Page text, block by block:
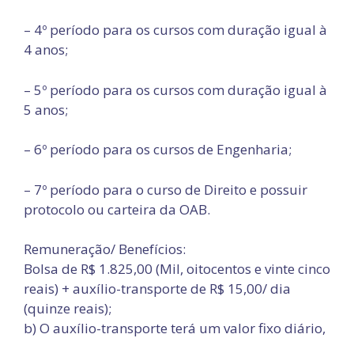
– 4º período para os cursos com duração igual à
4 anos;
– 5º período para os cursos com duração igual à
5 anos;
– 6º período para os cursos de Engenharia;
– 7º período para o curso de Direito e possuir
protocolo ou carteira da OAB.
Remuneração/ Benefícios:
Bolsa de R$ 1.825,00 (Mil, oitocentos e vinte cinco
reais) + auxílio-transporte de R$ 15,00/ dia
(quinze reais);
b) O auxílio-transporte terá um valor fixo diário,